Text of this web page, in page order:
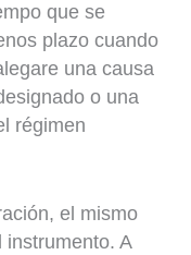
que se
plazo cuando
una causa
o una
régimen
el mismo
instrumento. A